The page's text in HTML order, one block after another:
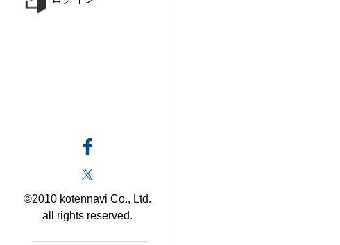
©2010 kotennavi Co., Ltd.
all rights reserved.